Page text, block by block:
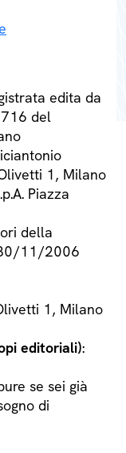
edita da
716 del
1, Milano
Piazza
della
11/2006
1, Milano
editoriali):
se sei già
di